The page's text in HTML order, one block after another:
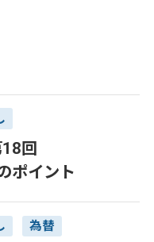
18回
ポイント
為替